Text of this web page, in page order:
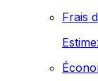
Frais